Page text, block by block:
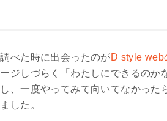
べた時に出会ったのがD style web
ジしづらく「わたしにできるのか
、一度やってみて向いてなかった
した。